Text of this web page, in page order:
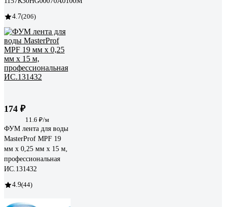
4.7(206)
174 ₽
11.6 ₽/м
ФУМ лента для воды
MasterProf MPF 19
мм x 0,25 мм x 15 м,
профессиональная
ИС.131432
4.9(44)